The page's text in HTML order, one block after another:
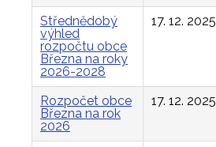
Střednědobý
výhled
rozpočtu obce
Března na roky
2026-2028
17. 12. 2025
Rozpočet obce
Března na rok
2026
17. 12. 2025